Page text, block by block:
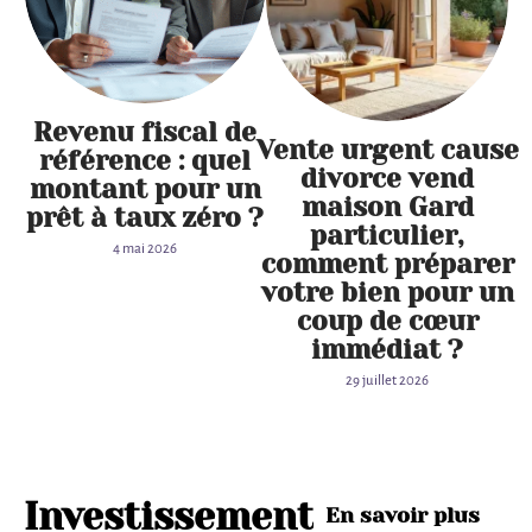
Revenu fiscal de
référence : quel
montant pour un
prêt à taux zéro ?
4 mai 2026
Vente urgent cause
divorce vend
maison Gard
particulier,
comment préparer
votre bien pour un
coup de cœur
immédiat ?
29 juillet 2026
Investissement En savoir plus